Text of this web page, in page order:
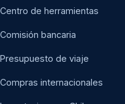
Centro de herramientas
Comisión bancaria
Presupuesto de viaje
Compras internacionales